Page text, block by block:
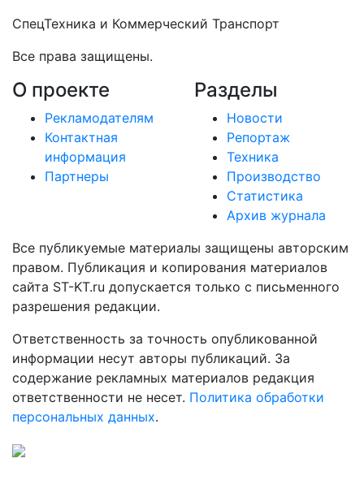
СпецТехника и Коммерческий Транспорт
Все права защищены.
О проекте
Рекламодателям
Контактная
информация
Партнеры
Разделы
Новости
Репортаж
Техника
Производство
Статистика
Архив журнала
Все публикуемые материалы защищены авторским
правом. Публикация и копирования материалов
сайта ST-KT.ru допускается только с письменного
разрешения редакции.
Ответственность за точность опубликованной
информации несут авторы публикаций. За
содержание рекламных материалов редакция
ответственности не несет. Политика обработки
персональных данных.